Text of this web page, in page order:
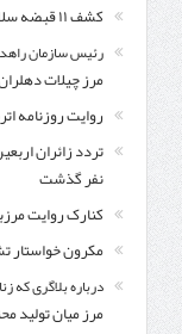
کشف ۱۱ قبضه سلاح کلت کمری توسط مرزبانان هنگ مرزی ارومیه
رئیس سازمان
مرز چیلات
روایت روزنامه
نفر گذشت
کنارک روایت
مکرون خواستار
درباره بلاگری که
مرز میان تولید